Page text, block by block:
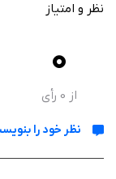
فراهم می‌کند. کاربران
نگهداری امن دارایی‌ها
نظر و امتیاز
0
از 0 رأی
نظر خود را